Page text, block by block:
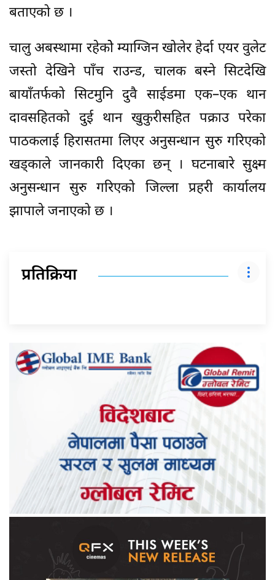
बताएको छ ।
चालु अबस्थामा रहेकोे म्याग्जिन खोलेर हेर्दा एयर वुलेट
जस्तो देखिने पाँच राउन्ड, चालक बस्ने सिटदेखि
बायाँतर्फको सिटमुनि दुवै साईडमा एक–एक थान
दावसहितको दुई थान खुकुरीसहित पक्राउ परेका
पाठकलाई हिरासतमा लिएर अनुसन्धान सुरु गरिएको
खड्काले जानकारी दिएका छन् । घटनाबारे सुक्ष्म
अनुसन्धान सुरु गरिएको जिल्ला प्रहरी कार्यालय
झापाले जनाएको छ ।
प्रतिक्रिया